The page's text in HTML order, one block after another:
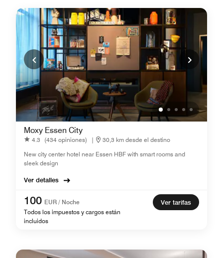
Moxy Essen City
4.3 (434 opiniones) |
30,3 km desde el destino
New city center hotel near Essen HBF with smart rooms and
sleek design
Ver detalles
100 EUR / Noche
Todos los impuestos y cargos están
incluidos
Ver tarifas